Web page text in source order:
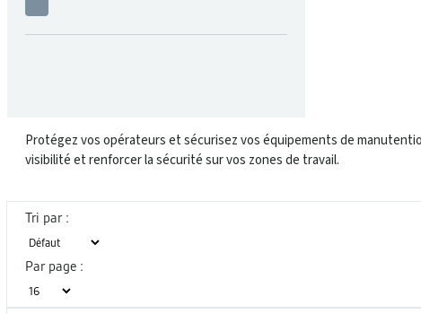
Protégez vos opérateurs et sécurisez vos équipements de
visibilité et renforcer la sécurité sur vos zones de travail.
Tri par :
Par page :